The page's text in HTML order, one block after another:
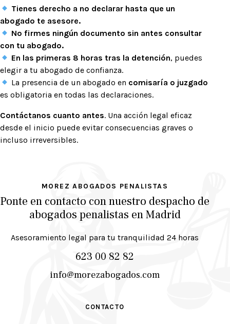
Tienes derecho a no declarar hasta que un
abogado te asesore.
No firmes ningún documento sin antes consultar
con tu abogado.
En las primeras 8 horas tras la detención, puedes
elegir a tu abogado de confianza.
La presencia de un abogado en comisaría o juzgado
es obligatoria en todas las declaraciones.
Contáctanos cuanto antes. Una acción legal eficaz
desde el inicio puede evitar consecuencias graves o
incluso irreversibles.
MOREZ ABOGADOS PENALISTAS
Ponte en contacto con nuestro despacho de
abogados penalistas en Madrid
Asesoramiento legal para tu tranquilidad 24 horas
623 00 82 82
info@morezabogados.com
CONTACTO